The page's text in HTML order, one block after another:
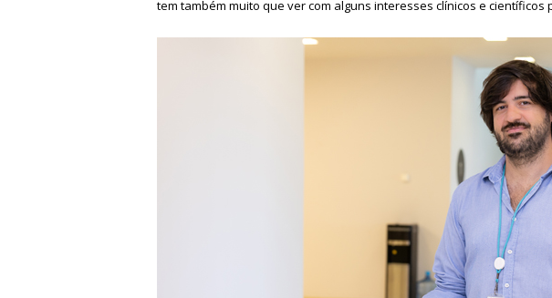
tem também muito que ver com alguns interesses clínicos e científicos